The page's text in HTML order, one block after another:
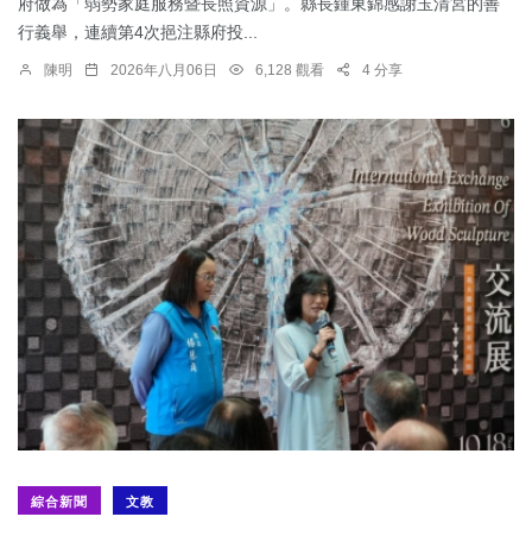
行義舉，連續第4次挹注縣府投...
陳明 2026年八月06日 6,128 觀看 4 分享
綜合新聞 文教